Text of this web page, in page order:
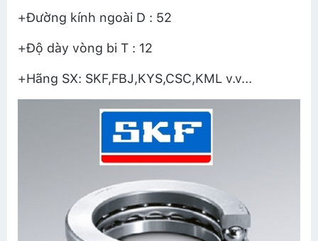
+Đường kính ngoài D : 52
+Độ dày vòng bi T : 12
+Hãng SX: SKF,FBJ,KYS,CSC,KML v.v...